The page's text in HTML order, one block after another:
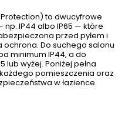
to dwucyfrowe
IP44 albo IP65 — które
przed pyłem i
ochrona. Do suchego salonu
minimum IP44, a do
wyżej. Poniżej pełna
pomieszczenia oraz
w łazience.